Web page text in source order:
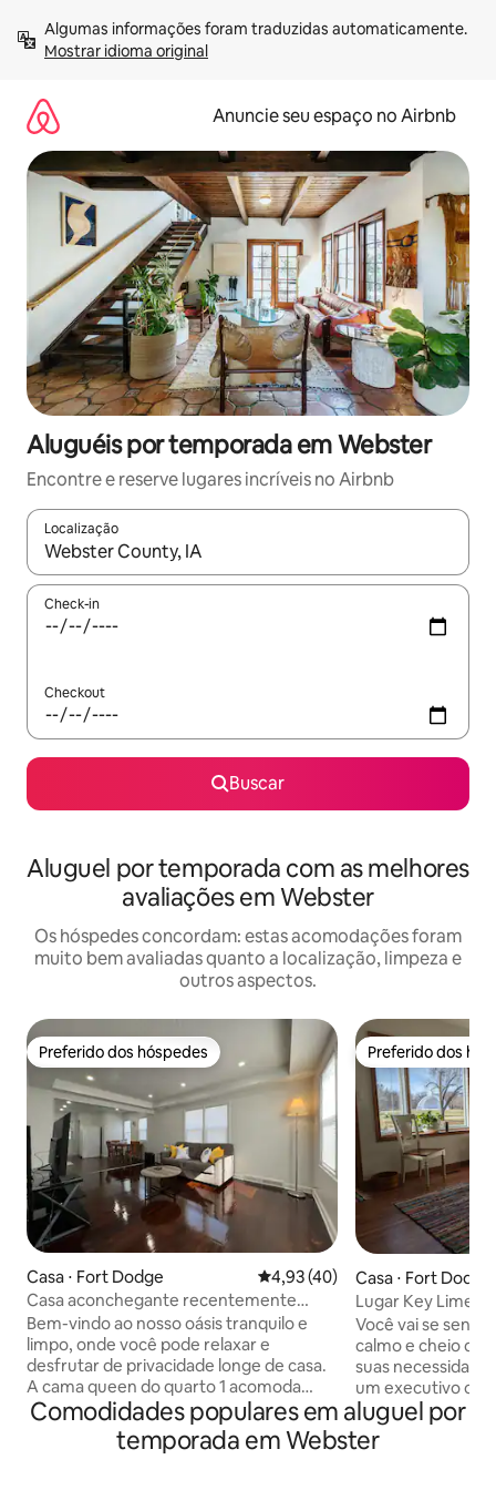
para
Mostrar idioma original
Anuncie seu espaço no Airbnb
Aluguéis por temporada em Webster
Encontre e reserve lugares incríveis no Airbnb
Localização
Quando os resultados estiverem disponíveis, explore-os
Check-in
Checkout
Buscar
Aluguel por temporada com as melhores
avaliações em Webster
Os hóspedes concordam: estas acomodações foram
muito bem avaliadas quanto a localização, limpeza e
outros aspectos.
Preferido dos hóspedes
Preferido dos hóspedes
Casa ⋅ Fort Dodge 4,93 de uma avaliação média
4,93 (40)
Casa aconchegante recentemente
reformada em local conveniente
Bem-vindo ao nosso oásis tranquilo e
limpo, onde você pode relaxar e
desfrutar de privacidade longe de casa.
A cama queen do quarto 1 acomoda
duas pessoas. A cama de dia do quarto 2
com um trundle acomoda duas pessoas.
A sala de estar tem muita luz natural e
Preferido dos
Preferido dos
Casa ⋅ Fort Dodge
Lugar Key Lime
Você vai se sentir
calmo e cheio de estilo.
suas
um executivo
aproveitando uma folga.
sala de estar e
de fora da janela
Comodidades populares em aluguel por
temporada em Webster